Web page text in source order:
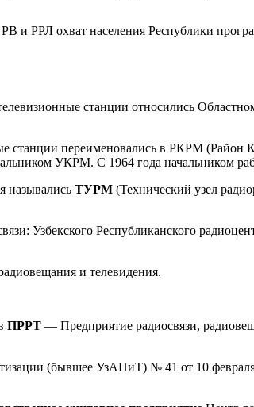
и РРЛ охват населения Республики
станции относились
станции переименовались в РКРМ (Район
УКРМ. С 1964 года начальником
назывались ТУРМ (Технический узел
Узбекского Республиканского
и телевидения.
ПРРТ — Предприятие радиосвязи,
(бывшее УзАПиТ) № 41 от 10